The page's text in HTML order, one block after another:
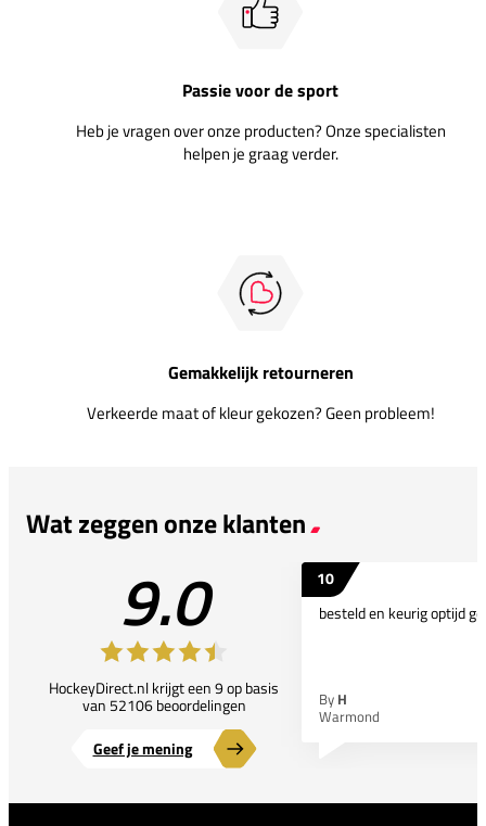
Passie voor de sport
Heb je vragen over onze producten? Onze specialisten
helpen je graag verder.
Gemakkelijk retourneren
Verkeerde maat of kleur gekozen? Geen probleem!
Wat zeggen onze klanten
9.0
HockeyDirect.nl krijgt een 9 op basis
van 52106 beoordelingen
Geef je mening
10
besteld en keurig optijd
By H
Warmond